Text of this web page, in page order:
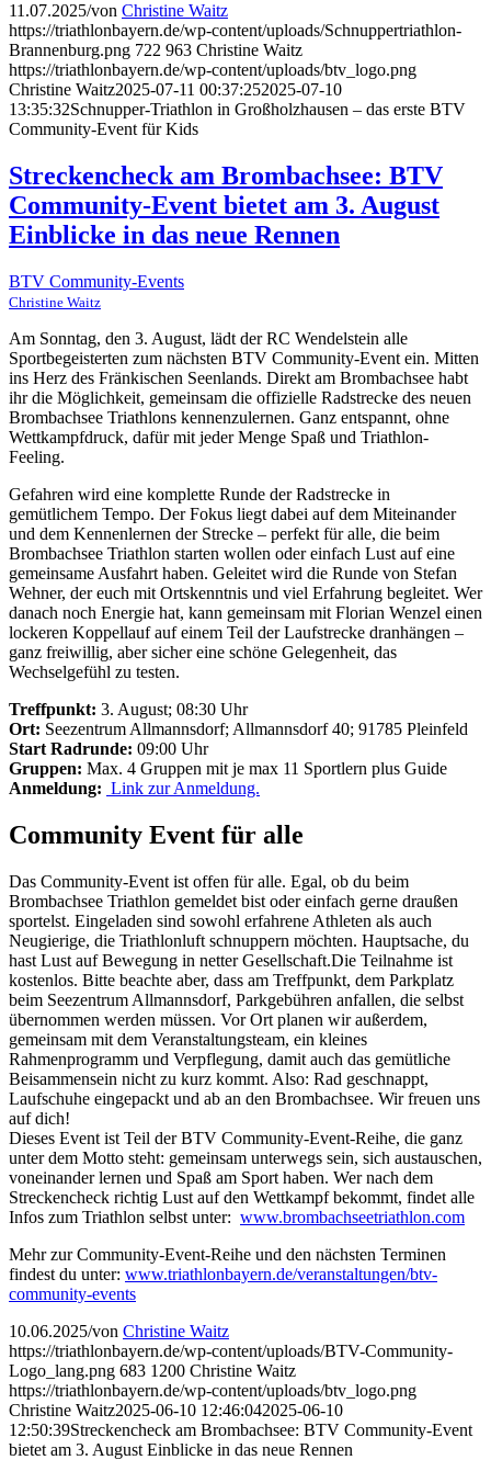
11.07.2025/von Christine Waitz
https://triathlonbayern.de/wp-content/uploads/Schnuppertriathlon-
Brannenburg.png 722 963 Christine Waitz
https://triathlonbayern.de/wp-content/uploads/btv_logo.png
Christine Waitz2025-07-11 00:37:252025-07-10
13:35:32Schnupper-Triathlon in Großholzhausen – das erste BTV
Community-Event für Kids
Streckencheck am Brombachsee: BTV
Community-Event bietet am 3. August
Einblicke in das neue Rennen
BTV Community-Events
Christine Waitz
Am Sonntag, den 3. August, lädt der RC Wendelstein alle
Sportbegeisterten zum nächsten BTV Community-Event ein. Mitten
ins Herz des Fränkischen Seenlands. Direkt am Brombachsee habt
ihr die Möglichkeit, gemeinsam die offizielle Radstrecke des neuen
Brombachsee Triathlons kennenzulernen. Ganz entspannt, ohne
Wettkampfdruck, dafür mit jeder Menge Spaß und Triathlon-
Feeling.
Gefahren wird eine komplette Runde der Radstrecke in
gemütlichem Tempo. Der Fokus liegt dabei auf dem Miteinander
und dem Kennenlernen der Strecke – perfekt für alle, die beim
Brombachsee Triathlon starten wollen oder einfach Lust auf eine
gemeinsame Ausfahrt haben. Geleitet wird die Runde von Stefan
Wehner, der euch mit Ortskenntnis und viel Erfahrung begleitet. Wer
danach noch Energie hat, kann gemeinsam mit Florian Wenzel einen
lockeren Koppellauf auf einem Teil der Laufstrecke dranhängen –
ganz freiwillig, aber sicher eine schöne Gelegenheit, das
Wechselgefühl zu testen.
Treffpunkt: 3. August; 08:30 Uhr
Ort: Seezentrum Allmannsdorf; Allmannsdorf 40; 91785 Pleinfeld
Start Radrunde: 09:00 Uhr
Gruppen: Max. 4 Gruppen mit je max 11 Sportlern plus Guide
Anmeldung: Link zur Anmeldung.
Community Event für alle
Das Community-Event ist offen für alle. Egal, ob du beim
Brombachsee Triathlon gemeldet bist oder einfach gerne draußen
sportelst. Eingeladen sind sowohl erfahrene Athleten als auch
Neugierige, die Triathlonluft schnuppern möchten. Hauptsache, du
hast Lust auf Bewegung in netter Gesellschaft.Die Teilnahme ist
kostenlos. Bitte beachte aber, dass am Treffpunkt, dem Parkplatz
beim Seezentrum Allmannsdorf, Parkgebühren anfallen, die selbst
übernommen werden müssen. Vor Ort planen wir außerdem,
gemeinsam mit dem Veranstaltungsteam, ein kleines
Rahmenprogramm und Verpflegung, damit auch das gemütliche
Beisammensein nicht zu kurz kommt. Also: Rad geschnappt,
Laufschuhe eingepackt und ab an den Brombachsee. Wir freuen uns
auf dich!
Dieses Event ist Teil der BTV Community-Event-Reihe, die ganz
unter dem Motto steht: gemeinsam unterwegs sein, sich austauschen,
voneinander lernen und Spaß am Sport haben. Wer nach dem
Streckencheck richtig Lust auf den Wettkampf bekommt, findet alle
Infos zum Triathlon selbst unter: www.brombachseetriathlon.com
Mehr zur Community-Event-Reihe und den nächsten Terminen
findest du unter: www.triathlonbayern.de/veranstaltungen/btv-
community-events
10.06.2025/von Christine Waitz
https://triathlonbayern.de/wp-content/uploads/BTV-Community-
Logo_lang.png 683 1200 Christine Waitz
https://triathlonbayern.de/wp-content/uploads/btv_logo.png
Christine Waitz2025-06-10 12:46:042025-06-10
12:50:39Streckencheck am Brombachsee: BTV Community-Event
bietet am 3. August Einblicke in das neue Rennen